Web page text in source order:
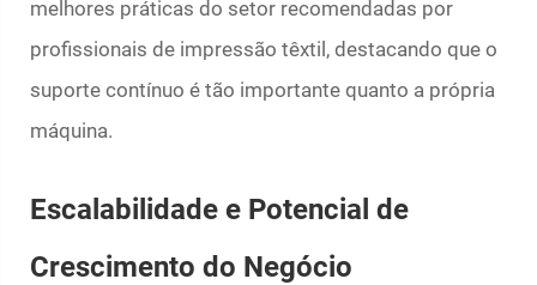
melhores práticas do setor recomendadas por
profissionais de impressão têxtil, destacando que o
suporte contínuo é tão importante quanto a própria
máquina.
Escalabilidade e Potencial de
Crescimento do Negócio